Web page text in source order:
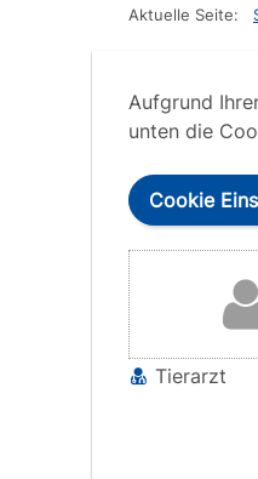
Aktuelle Seite:
Aufgrund
unten die
Cookie
Tierarzt